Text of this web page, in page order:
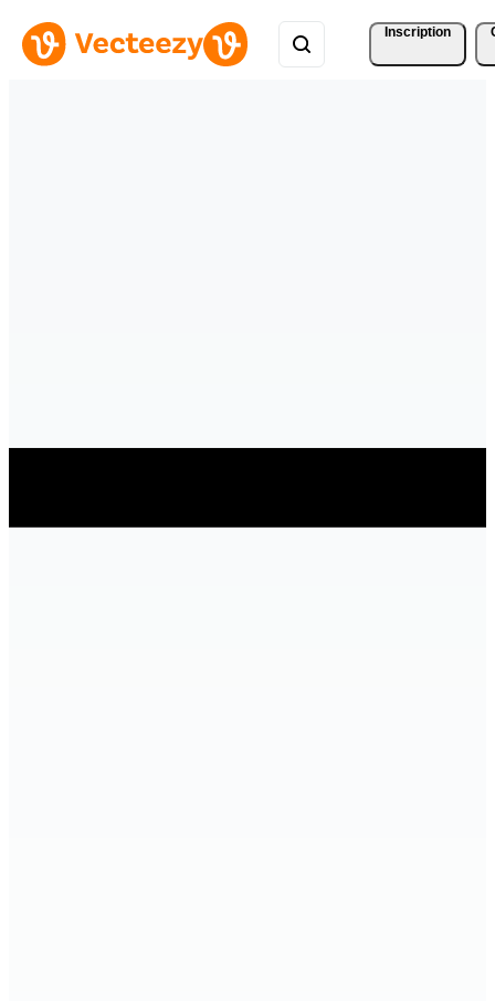
Inscription